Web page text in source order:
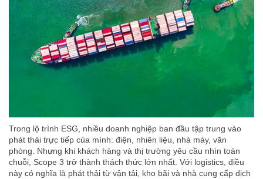
Trong lộ trình ESG, nhiều doanh nghiệp ban đầu tập trung vào
phát thải trực tiếp của mình: điện, nhiên liệu, nhà máy, văn
phòng. Nhưng khi khách hàng và thị trường yêu cầu nhìn toàn
chuỗi, Scope 3 trở thành thách thức lớn nhất. Với logistics, điều
này có nghĩa là phát thải từ vận tải, kho bãi và nhà cung cấp dịch